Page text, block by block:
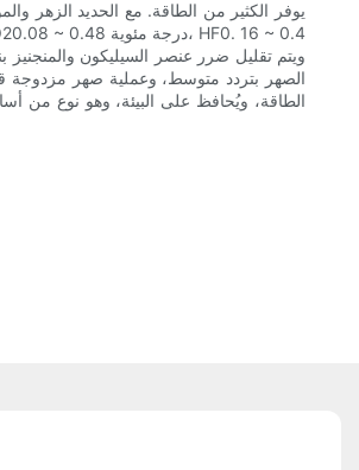
الصهر بتردد متوسط، وعملية صهر مزدوجة
الطاقة، ويُحافظ على البيئة، وهو نوع من